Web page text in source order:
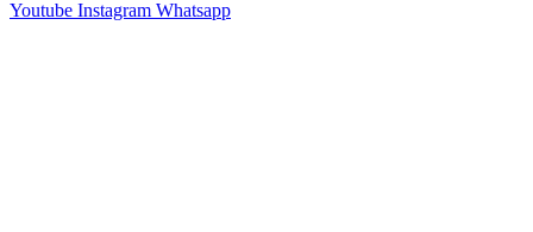
Youtube Instagram Whatsapp